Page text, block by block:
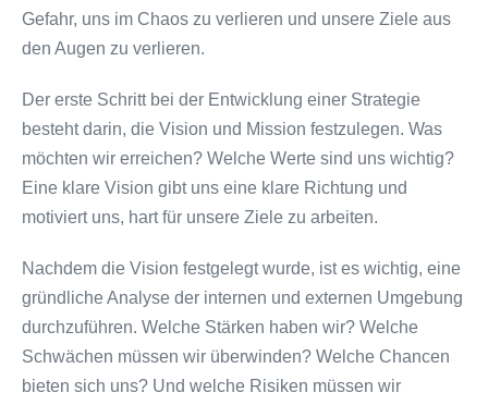
Gefahr, uns im Chaos zu verlieren und unsere Ziele aus
den Augen zu verlieren.
Der erste Schritt bei der Entwicklung einer Strategie
besteht darin, die Vision und Mission festzulegen. Was
möchten wir erreichen? Welche Werte sind uns wichtig?
Eine klare Vision gibt uns eine klare Richtung und
motiviert uns, hart für unsere Ziele zu arbeiten.
Nachdem die Vision festgelegt wurde, ist es wichtig, eine
gründliche Analyse der internen und externen Umgebung
durchzuführen. Welche Stärken haben wir? Welche
Schwächen müssen wir überwinden? Welche Chancen
bieten sich uns? Und welche Risiken müssen wir